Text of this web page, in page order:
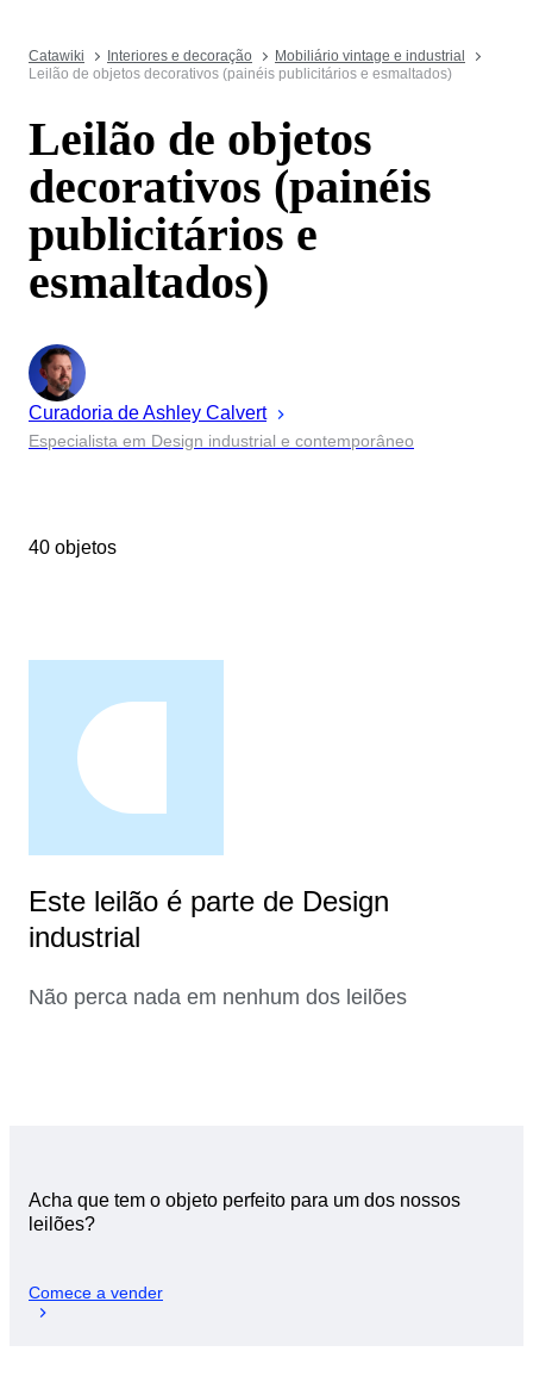
Catawiki Interiores e decoração
Mobiliário vintage e industrial
Leilão de objetos decorativos (painéis publicitários e esmaltados)
Leilão de objetos
decorativos (painéis
publicitários e
esmaltados)
Curadoria deAshley Calvert
Especialista em Design industrial e contemporâneo
40 objetos
Este leilão é parte de Design
industrial
Não perca nada em nenhum dos leilões
Acha que tem o objeto perfeito para um dos nossos
leilões?
Comece a vender